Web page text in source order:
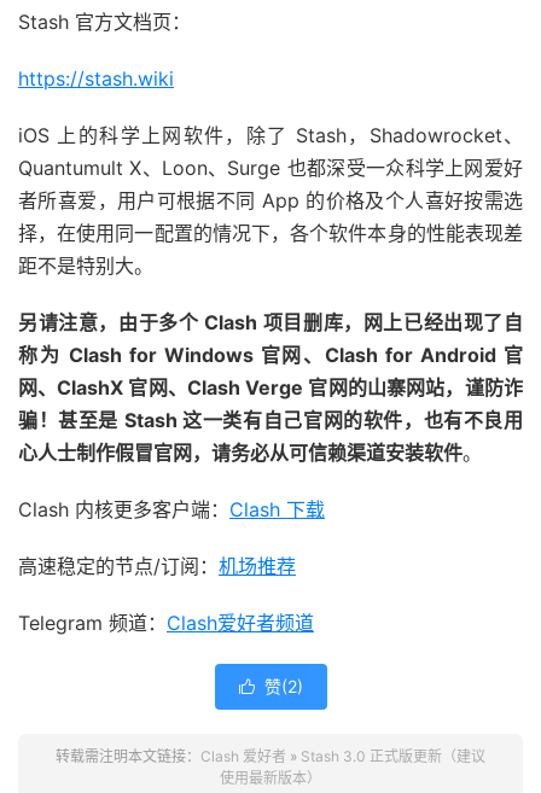
Stash 官方文档页：
https://stash.wiki
iOS 上的科学上网软件，除了 Stash，Shadowrocket、
Quantumult X、Loon、Surge 也都深受一众科学上网爱好
者所喜爱，用户可根据不同 App 的价格及个人喜好按需选
择，在使用同一配置的情况下，各个软件本身的性能表现差
距不是特别大。
另请注意，由于多个 Clash 项目删库，网上已经出现了自
称为 Clash for Windows 官网、Clash for Android 官
网、ClashX 官网、Clash Verge 官网的山寨网站，谨防诈
骗！甚至是 Stash 这一类有自己官网的软件，也有不良用
心人士制作假冒官网，请务必从可信赖渠道安装软件。
Clash 内核更多客户端： Clash 下载
高速稳定的节点/订阅： 机场推荐
Telegram 频道： Clash爱好者频道
 赞(2)
转载需注明本文链接： Clash 爱好者 » Stash 3.0 正式版更新（建议
使用最新版本）